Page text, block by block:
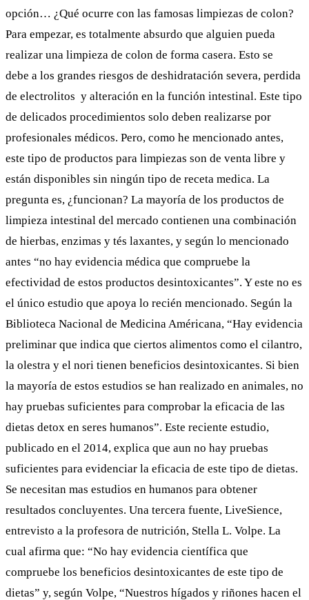
opción… ¿Qué ocurre con las famosas limpiezas de colon?
Para empezar, es totalmente absurdo que alguien pueda
realizar una limpieza de colon de forma casera. Esto se
debe a los grandes riesgos de deshidratación severa, perdida
de electrolitos y alteración en la función intestinal. Este tipo
de delicados procedimientos solo deben realizarse por
profesionales médicos. Pero, como he mencionado antes,
este tipo de productos para limpiezas son de venta libre y
están disponibles sin ningún tipo de receta medica. La
pregunta es, ¿funcionan? La mayoría de los productos de
limpieza intestinal del mercado contienen una combinación
de hierbas, enzimas y tés laxantes, y según lo mencionado
antes “no hay evidencia médica que compruebe la
efectividad de estos productos desintoxicantes”. Y este no es
el único estudio que apoya lo recién mencionado. Según la
Biblioteca Nacional de Medicina Américana, “Hay evidencia
preliminar que indica que ciertos alimentos como el cilantro,
la olestra y el nori tienen beneficios desintoxicantes. Si bien
la mayoría de estos estudios se han realizado en animales, no
hay pruebas suficientes para comprobar la eficacia de las
dietas detox en seres humanos”. Este reciente estudio,
publicado en el 2014, explica que aun no hay pruebas
suficientes para evidenciar la eficacia de este tipo de dietas.
Se necesitan mas estudios en humanos para obtener
resultados concluyentes. Una tercera fuente, LiveSience,
entrevisto a la profesora de nutrición, Stella L. Volpe. La
cual afirma que: “No hay evidencia científica que
compruebe los beneficios desintoxicantes de este tipo de
dietas” y, según Volpe, “Nuestros hígados y riñones hacen el